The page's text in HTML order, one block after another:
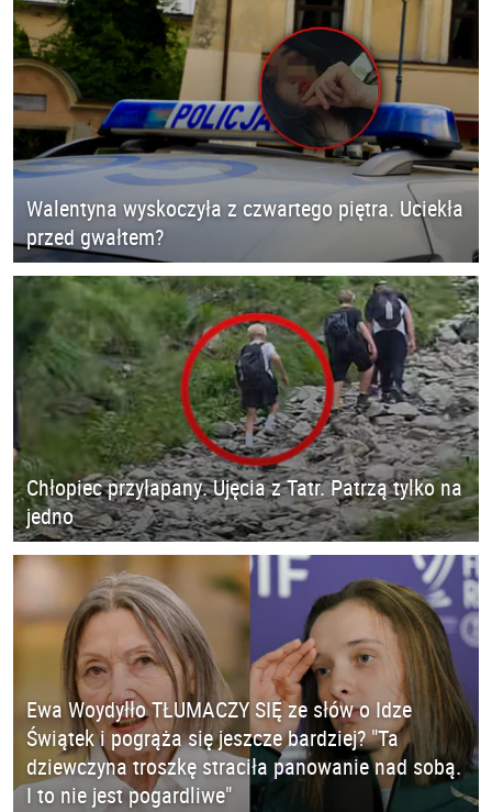
Walentyna wyskoczyła z czwartego piętra. Uciekła
przed gwałtem?
Chłopiec przyłapany. Ujęcia z Tatr. Patrzą tylko na
jedno
Ewa Woydyłło TŁUMACZY SIĘ ze słów o Idze
Świątek i pogrąża się jeszcze bardziej? "Ta
dziewczyna troszkę straciła panowanie nad sobą.
I to nie jest pogardliwe"